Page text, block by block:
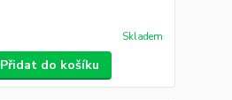
Skladem
Přidat do košíku